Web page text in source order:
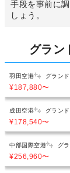
手段を事前に
しょう。
グラン
羽田空港 グラン
¥187,880〜
成田空港 グラン
¥178,540〜
中部国際空港 グ
¥256,960〜